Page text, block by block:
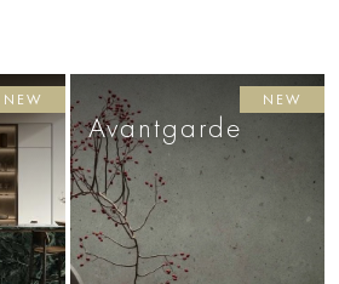
NEW
Avantgarde
NEW